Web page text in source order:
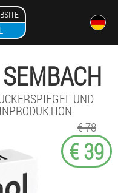
UND
€ 78
€ 39